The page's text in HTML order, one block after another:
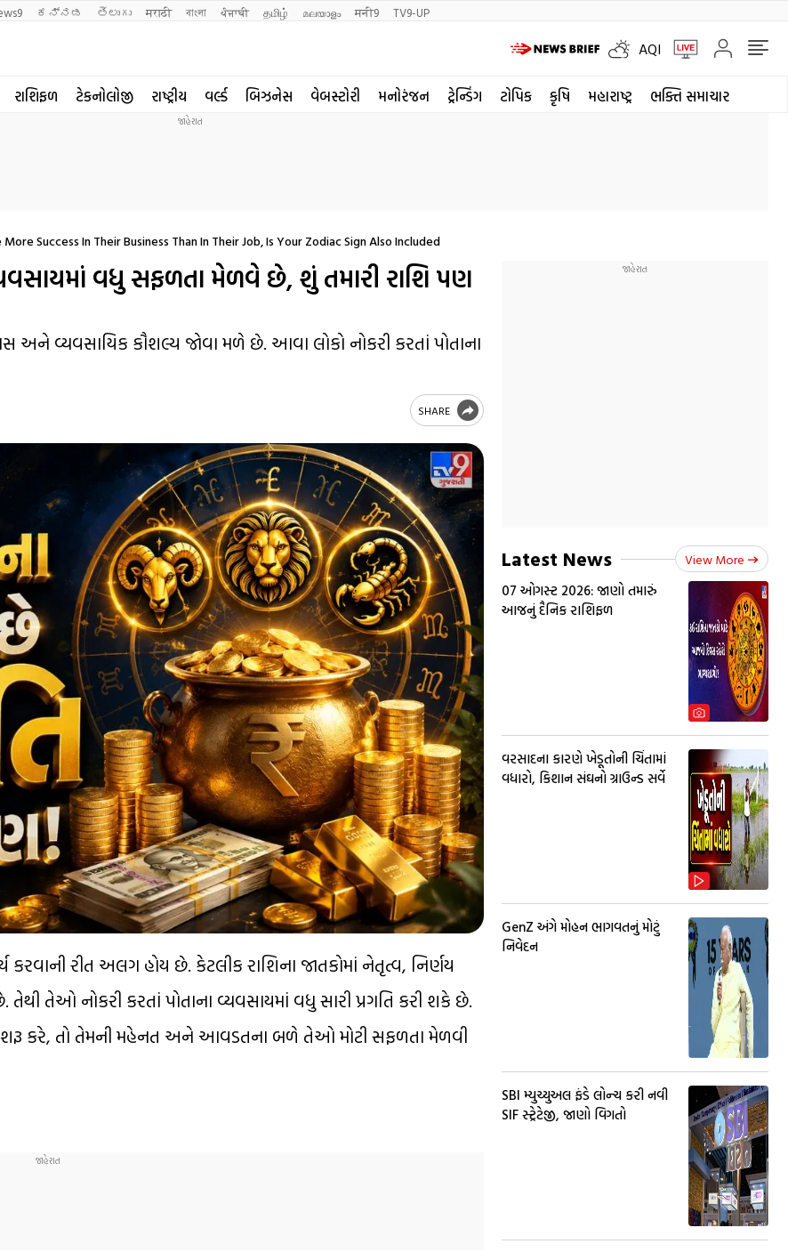
ಕನ್ನಡ తెలుగు मराठी বাংলা ਪੰਜਾਬੀ தமிழ் മലയാളം मनी9 TV9-UP
AQI
રાશિફળ ટેકનોલોજી રાષ્ટ્રીય વર્લ્ડ બિઝનેસ વેબસ્ટોરી મનોરંજન ટ્રેન્ડિંગ ટોપિક કૃષિ મહારાષ્ટ્ર ભક્તિ સમાચાર
Success In Their Business Than In Their Job, Is Your Zodiac Sign Also Included
વધુ સફળતા મેળવે છે, શું તમારી રાશિ પણ
અને વ્યવસાયિક કૌશલ્ય જોવા મળે છે. આવા લોકો નોકરી કરતાં પોતાના
SHARE
કરવાની રીત અલગ હોય છે. કેટલીક રાશિના જાતકોમાં નેતૃત્વ, નિર્ણય
તેઓ નોકરી કરતાં પોતાના વ્યવસાયમાં વધુ સારી પ્રગતિ કરી શકે છે.
શરૂ કરે, તો તેમની મહેનત અને આવડતના બળે તેઓ મોટી સફળતા મેળવી
Latest News View More
07 ઓગસ્ટ 2026: જાણો તમારું
આજનું દૈનિક રાશિફળ
વરસાદના કારણે ખેડૂતોની ચિંતામાં
વધારો, કિશાન સંઘનો ગ્રાઉન્ડ સર્વે
GenZ અંગે મોહન ભાગવતનું મોટું
નિવેદન
SBI મ્યુચ્યુઅલ ફંડે લોન્ચ કરી નવી
SIF સ્ટ્રેટેજી, જાણો વિગતો